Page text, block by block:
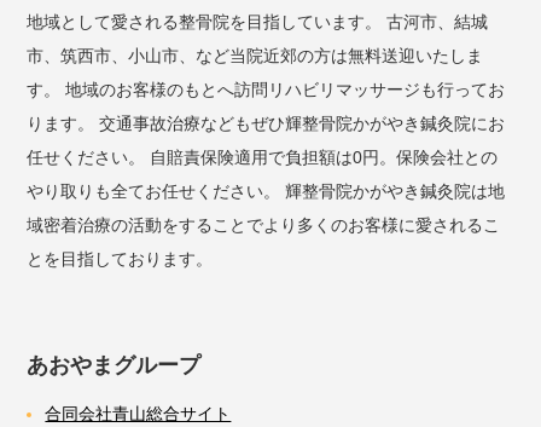
地域として愛される整骨院を目指しています。 古河市、結城
市、筑西市、小山市、など当院近郊の方は無料送迎いたしま
す。 地域のお客様のもとへ訪問リハビリマッサージも行ってお
ります。 交通事故治療などもぜひ輝整骨院かがやき鍼灸院にお
任せください。 自賠責保険適用で負担額は0円。保険会社との
やり取りも全てお任せください。 輝整骨院かがやき鍼灸院は地
域密着治療の活動をすることでより多くのお客様に愛されるこ
とを目指しております。
あおやまグループ
合同会社青山総合サイト